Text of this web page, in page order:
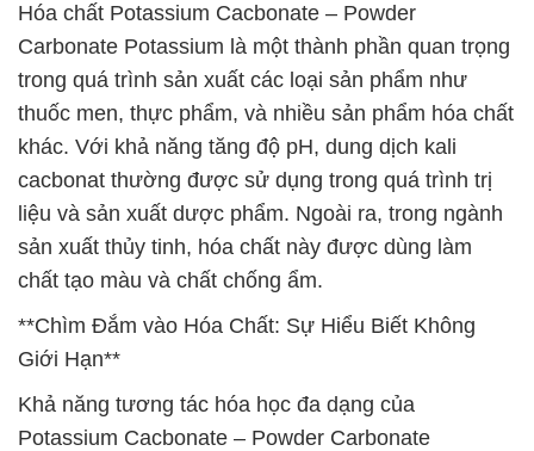
Hóa chất Potassium Cacbonate – Powder
Carbonate Potassium là một thành phần quan trọng
trong quá trình sản xuất các loại sản phẩm như
thuốc men, thực phẩm, và nhiều sản phẩm hóa chất
khác. Với khả năng tăng độ pH, dung dịch kali
cacbonat thường được sử dụng trong quá trình trị
liệu và sản xuất dược phẩm. Ngoài ra, trong ngành
sản xuất thủy tinh, hóa chất này được dùng làm
chất tạo màu và chất chống ẩm.
**Chìm Đắm vào Hóa Chất: Sự Hiểu Biết Không
Giới Hạn**
Khả năng tương tác hóa học đa dạng của
Potassium Cacbonate – Powder Carbonate